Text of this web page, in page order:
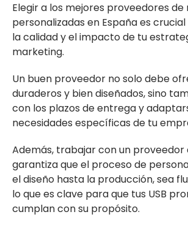
Elegir a los mejores proveedores de
personalizadas en España es
la calidad y el impacto de tu
marketing.
Un buen proveedor no solo debe
duraderos y bien diseñados, sino
con los plazos de entrega y
necesidades específicas de tu
Además, trabajar con un
garantiza que el proceso de
el diseño hasta la producción, sea
lo que es clave para que tus USB
cumplan con su propósito.